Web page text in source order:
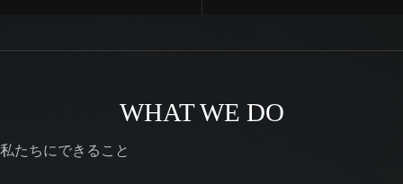
WHAT WE DO
私たちにできること